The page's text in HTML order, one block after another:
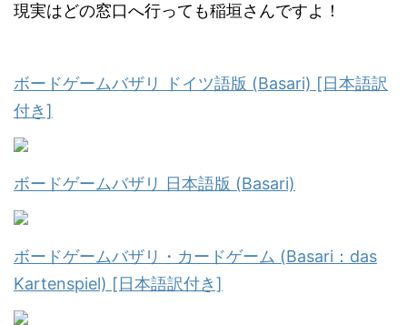
現実はどの窓口へ行っても稲垣さんですよ！
ボードゲームバザリ ドイツ語版 (Basari) [日本語訳
付き]
ボードゲームバザリ 日本語版 (Basari)
ボードゲームバザリ・カードゲーム (Basari：das
Kartenspiel) [日本語訳付き]